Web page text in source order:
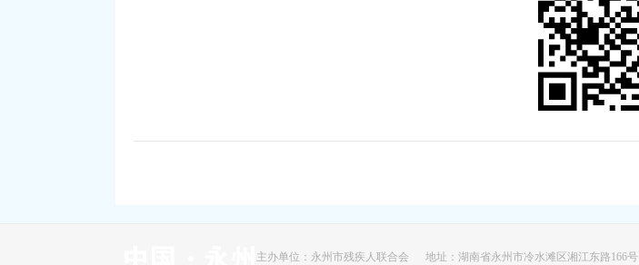
主办单位：永州市残疾人联合会 地址：湖南省永州市冷水滩区湘江东路166号